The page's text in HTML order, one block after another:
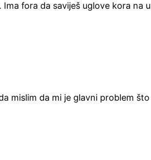
fora da saviješ uglove kora na
mislim da mi je glavni problem